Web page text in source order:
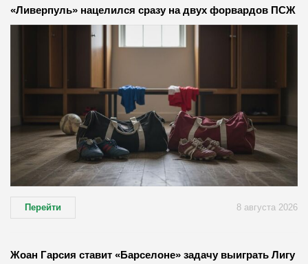
«Ливерпуль» нацелился сразу на двух форвардов ПСЖ
Перейти 8 августа 2026
Жоан Гарсия ставит «Барселоне» задачу выиграть Лигу